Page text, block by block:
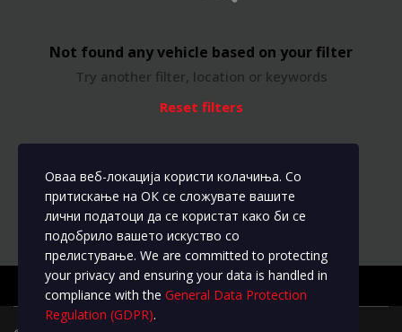
Not found any vehicle based on your filter
Try another filter, location or keywords
Reset filters
Оваа веб-локација користи колачиња. Со
притискање на ОК се сложувате вашите
лични податоци да се користат како би се
подобрило вашето искуство со
прелистување. We are committed to protecting
your privacy and ensuring your data is handled in
compliance with the General Data Protection
Regulation (GDPR).